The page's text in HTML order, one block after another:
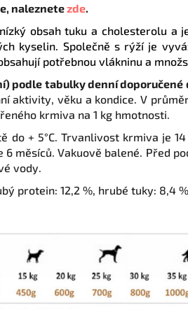
naleznetezde.
obsah tuku a cholesterolu a
kyselin. Společně s rýží je
potřebnou vlákninu a
podle tabulky denní doporučené
aktivity, věku a kondice. V
krmiva na 1 kg hmotnosti.
do + 5°C. Trvanlivost krmiva je
měsíců. Vakuově balené. Před
vody.
protein: 12,2 %, hrubé tuky: 8,4